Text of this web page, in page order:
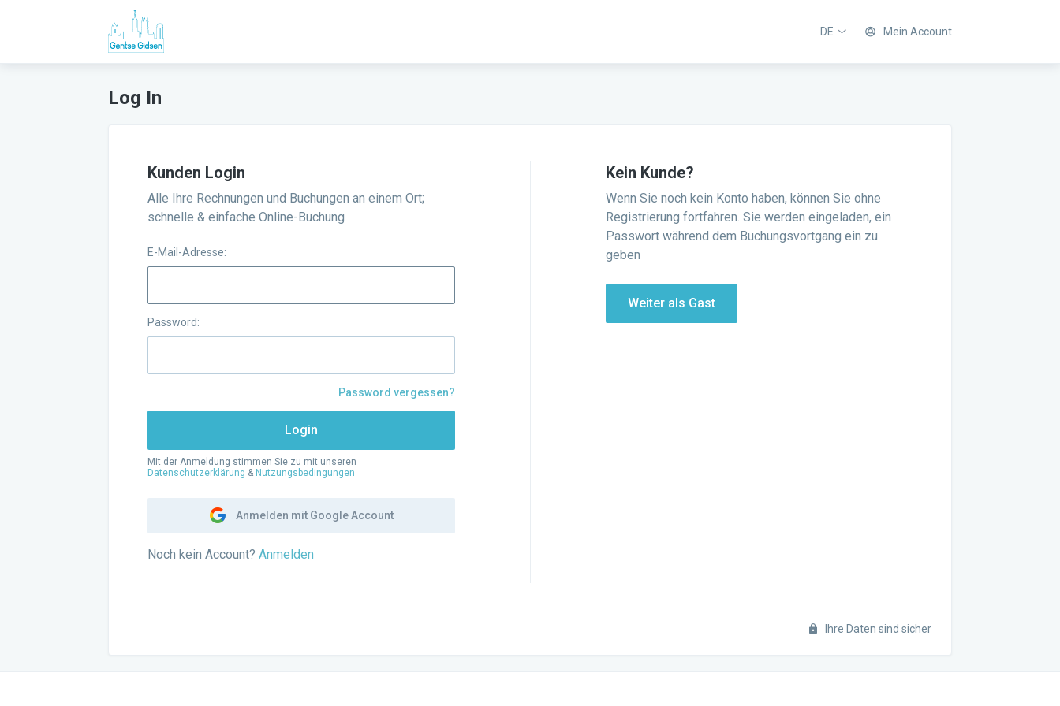
DE Mein Account
Log In
Kunden Login
Alle Ihre Rechnungen und Buchungen an einem Ort;
schnelle & einfache Online-Buchung
E-Mail-Adresse:
Password:
Password vergessen?
Login
Mit der Anmeldung stimmen Sie zu mit unseren
Datenschutzerklärung & Nutzungsbedingungen
Anmelden mit Google Account
Noch kein Account? Anmelden
Kein Kunde?
Wenn Sie noch kein Konto haben, können Sie ohne
Registrierung fortfahren. Sie werden eingeladen, ein
Passwort während dem Buchungsvortgang ein zu
geben
Weiter als Gast
Ihre Daten sind sicher